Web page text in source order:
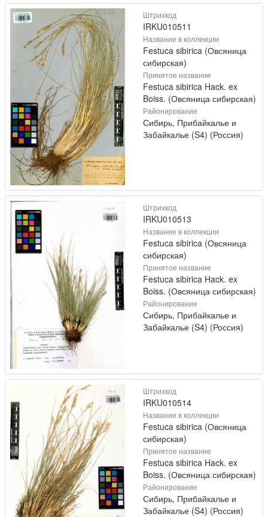
Штрихкод
IRKU010511
Название в коллекции
Festuca sibirica (Овсяница
сибирская)
Принятое название
Festuca sibirica Hack. ex
Boiss. (Овсяница сибирская)
Районирование
Сибирь, Прибайкалье и
Забайкалье (S4) (Россия)
Штрихкод
IRKU010513
Название в коллекции
Festuca sibirica (Овсяница
сибирская)
Принятое название
Festuca sibirica Hack. ex
Boiss. (Овсяница сибирская)
Районирование
Сибирь, Прибайкалье и
Забайкалье (S4) (Россия)
Штрихкод
IRKU010514
Название в коллекции
Festuca sibirica (Овсяница
сибирская)
Принятое название
Festuca sibirica Hack. ex
Boiss. (Овсяница сибирская)
Районирование
Сибирь, Прибайкалье и
Забайкалье (S4) (Россия)